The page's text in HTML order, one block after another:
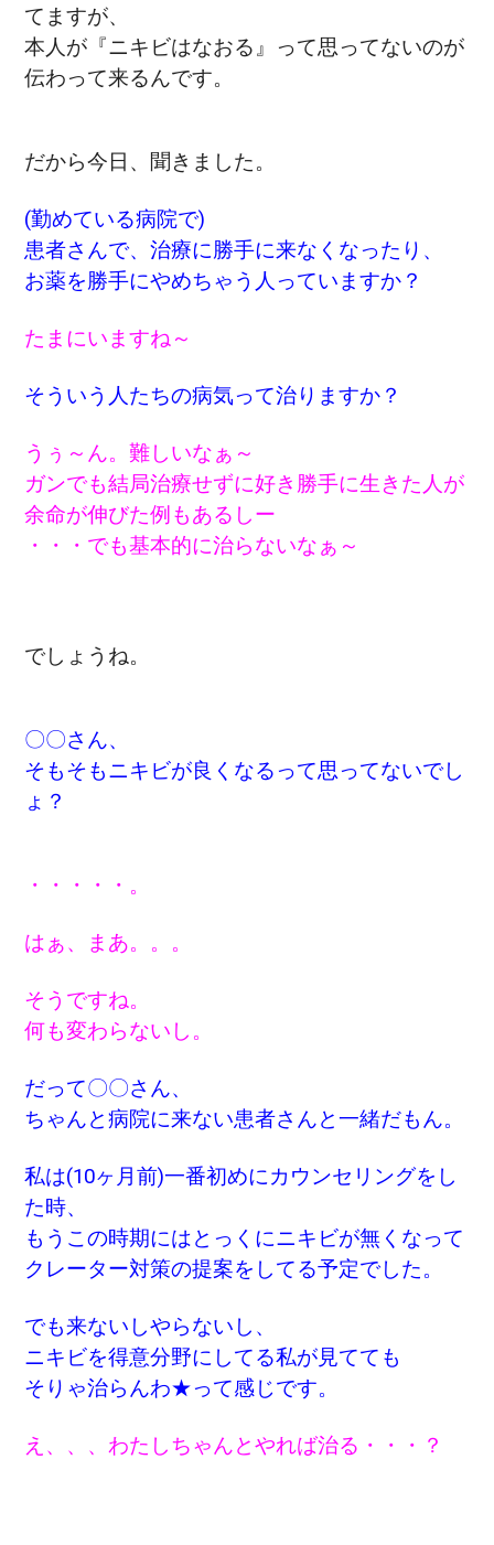
てますが、
本人が『ニキビはなおる』って思ってないのが
伝わって来るんです。
だから今日、聞きました。
(勤めている病院で)
患者さんで、治療に勝手に来なくなったり、
お薬を勝手にやめちゃう人っていますか？
たまにいますね～
そういう人たちの病気って治りますか？
うぅ～ん。難しいなぁ～
ガンでも結局治療せずに好き勝手に生きた人が
余命が伸びた例もあるしー
・・・でも基本的に治らないなぁ～
でしょうね。
〇〇さん、
そもそもニキビが良くなるって思ってないでし
ょ？
・・・・・。
はぁ、まあ。。。
そうですね。
何も変わらないし。
だって〇〇さん、
ちゃんと病院に来ない患者さんと一緒だもん。
私は(10ヶ月前)一番初めにカウンセリングをし
た時、
もうこの時期にはとっくにニキビが無くなって
クレーター対策の提案をしてる予定でした。
でも来ないしやらないし、
ニキビを得意分野にしてる私が見てても
そりゃ治らんわ★って感じです。
え、、、わたしちゃんとやれば治る・・・？